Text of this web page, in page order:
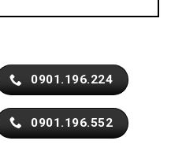
0901.196.224
0901.196.552